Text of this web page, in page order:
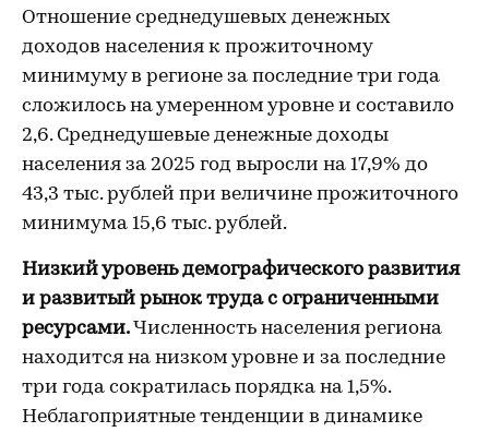
Отношение среднедушевых денежных
доходов населения к прожиточному
минимуму в регионе за последние три года
сложилось на умеренном уровне и составило
2,6. Среднедушевые денежные доходы
населения за 2025 год выросли на 17,9% до
43,3 тыс. рублей при величине прожиточного
минимума 15,6 тыс. рублей.
Низкий уровень демографического развития
и развитый рынок труда с ограниченными
ресурсами.Численность населения региона
находится на низком уровне и за последние
три года сократилась порядка на 1,5%.
Неблагоприятные тенденции в динамике